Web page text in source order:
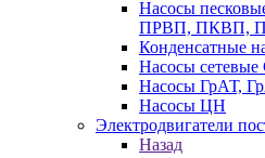
Насосы
ПРВП, ПКВП,
Конденсатные
Насосы
Насосы ГрАТ,
Насосы ЦН
Электродвигатели
Назад